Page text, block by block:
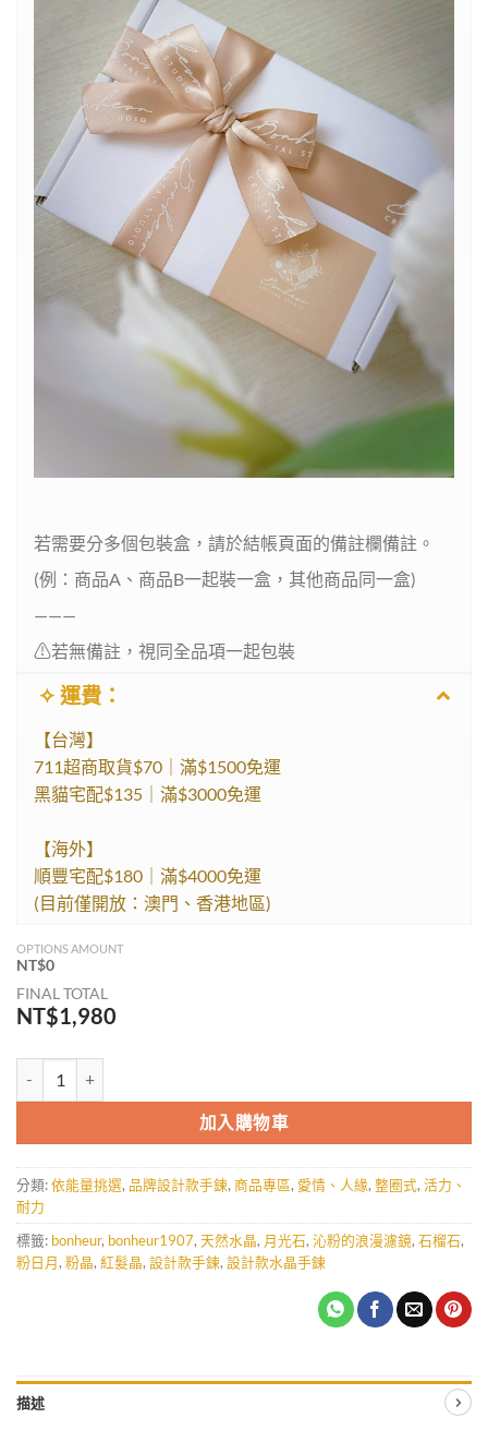
若需要分多個包裝盒，請於結帳頁面的備註欄備註。
(例：商品A、商品B一起裝一盒，其他商品同一盒)
———
⚠︎︎若無備註，視同全品項一起包裝
✧ 運費：
【台灣】
711超商取貨$70｜滿$1500免運
黑貓宅配$135｜滿$3000免運
【海外】
順豐宅配$180｜滿$4000免運
(目前僅開放：澳門、香港地區)
OPTIONS AMOUNT
NT$0
FINAL TOTAL
NT$1,980
加入購物車
分類:依能量挑選, 品牌設計款手鍊, 商品專區, 愛情、人緣, 整圈式, 活力、
耐力
標籤: bonheur, bonheur1907, 天然水晶, 月光石, 沁粉的浪漫濾鏡, 石榴石,
粉日月, 粉晶, 紅髮晶, 設計款手鍊, 設計款水晶手鍊
描述